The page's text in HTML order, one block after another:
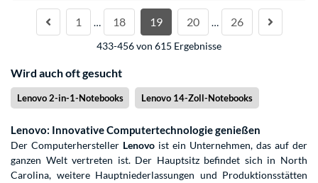
1 … 18 19 20 … 26
433-456 von 615 Ergebnisse
Wird auch oft gesucht
Lenovo 2-in-1-Notebooks Lenovo 14-Zoll-Notebooks
Lenovo: Innovative Computertechnologie genießen
Der Computerhersteller Lenovo ist ein Unternehmen, das auf der
ganzen Welt vertreten ist. Der Hauptsitz befindet sich in North
Carolina, weitere Hauptniederlassungen und Produktionsstätten